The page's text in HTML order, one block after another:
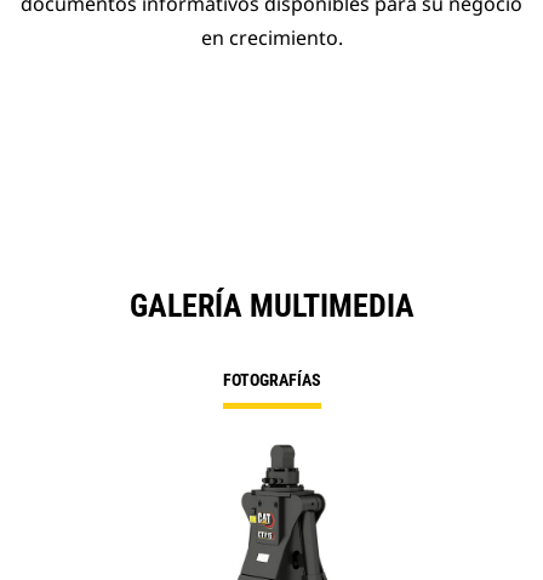
en crecimiento.
GALERÍA MULTIMEDIA
FOTOGRAFÍAS